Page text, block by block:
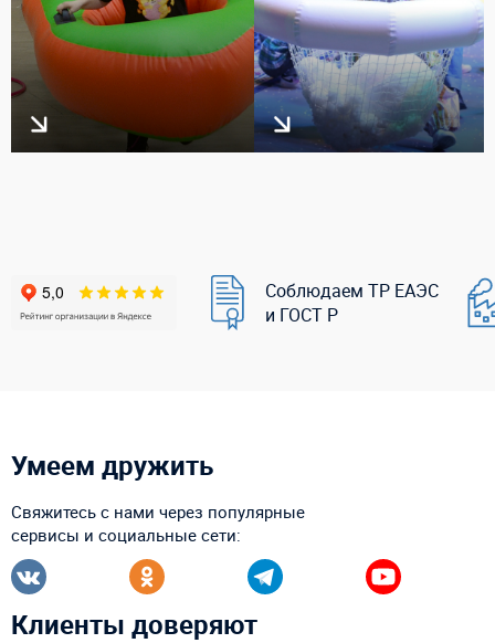
Соблюдаем ТР ЕАЭС
и ГОСТ Р
Умеем дружить
Свяжитесь с нами через популярные
сервисы и социальные сети:
Клиенты доверяют